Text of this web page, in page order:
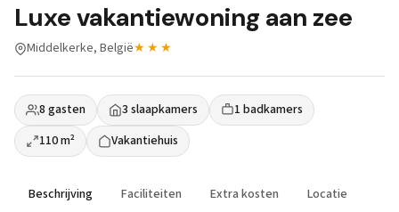
Luxe vakantiewoning aan zee
Middelkerke, België★★★
8 gasten 3 slaapkamers
1 badkamers
110 m²
Vakantiehuis
Beschrijving Faciliteiten Extra kosten Locatie